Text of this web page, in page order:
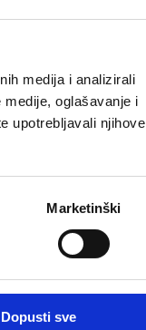
medija i analizirali
oglašavanje i
upotrebljavali njihove
Marketinški
Dopusti sve